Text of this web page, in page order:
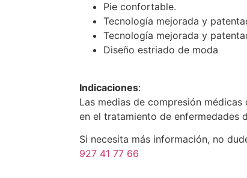
Pie confortable.
Tecnología mejorada y
Tecnología mejorada y
Diseño estriado de moda
Indicaciones:
Las medias de compresión
en el tratamiento de enfermedades
Si necesita más información, no
927 41 77 66